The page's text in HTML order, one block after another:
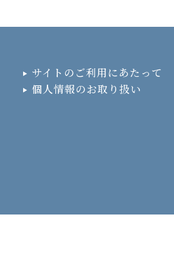
サイトのご利用にあたって
個人情報のお取り扱い